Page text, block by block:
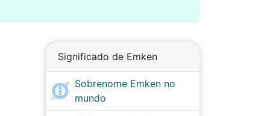
Significado de Emken
Sobrenome Emken no
mundo